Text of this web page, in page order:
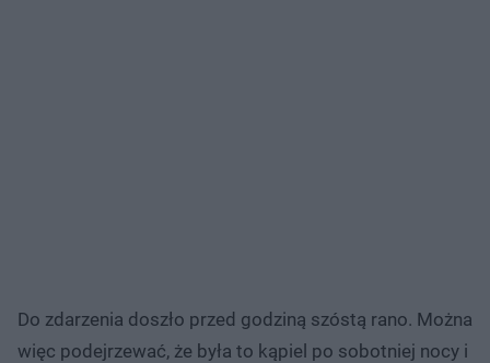
Do zdarzenia doszło przed godziną szóstą rano. Można
więc podejrzewać, że była to kąpiel po sobotniej nocy i